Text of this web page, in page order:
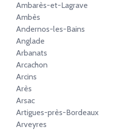
Ambarès-et-Lagrave
Ambès
Andernos-les-Bains
Anglade
Arbanats
Arcachon
Arcins
Arès
Arsac
Artigues-près-Bordeaux
Arveyres